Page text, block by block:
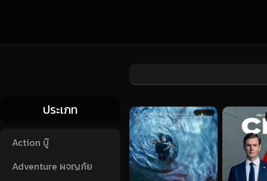
ประเภท
Action บู๊
Adventure ผจญภัย